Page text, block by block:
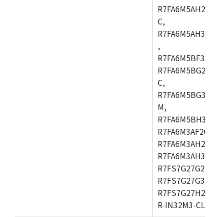
C,
,
C,
M,
R-IN32M3-CL,R-